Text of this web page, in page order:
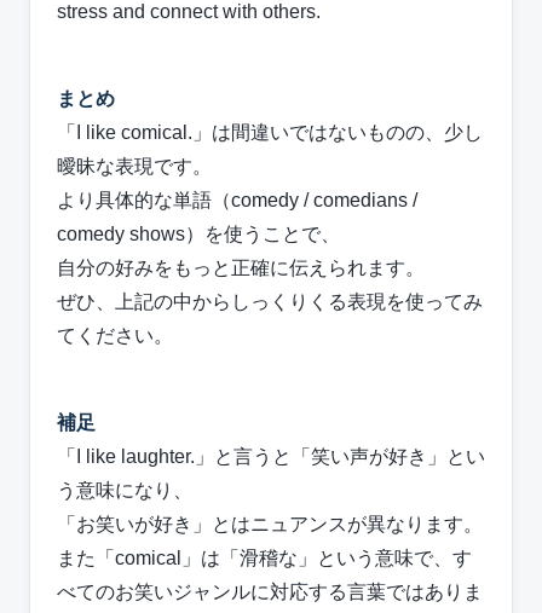
stress and connect with others.
まとめ
「I like comical.」は間違いではないものの、少し
曖昧な表現です。
より具体的な単語（comedy / comedians /
comedy shows）を使うことで、
自分の好みをもっと正確に伝えられます。
ぜひ、上記の中からしっくりくる表現を使ってみ
てください。
補足
「I like laughter.」と言うと「笑い声が好き」とい
う意味になり、
「お笑いが好き」とはニュアンスが異なります。
また「comical」は「滑稽な」という意味で、す
べてのお笑いジャンルに対応する言葉ではありま